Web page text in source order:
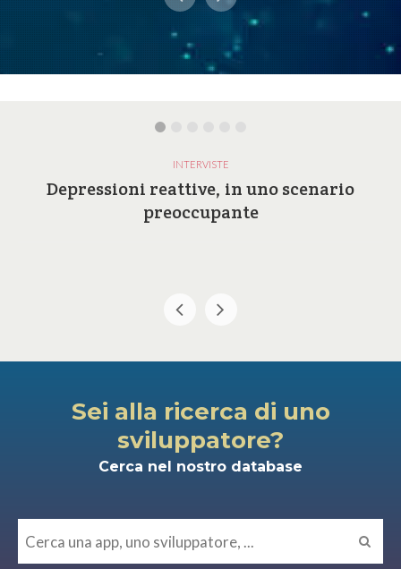
INTERVISTE
Depressioni reattive, in uno scenario
preoccupante
Sei alla ricerca di uno
sviluppatore?
Cerca nel nostro database